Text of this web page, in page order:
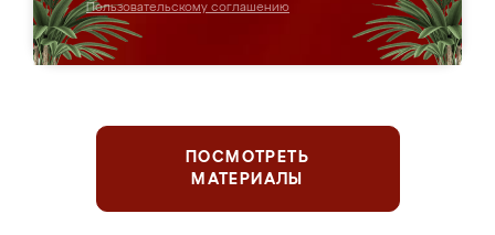
Пользовательскому соглашению
ПОСМОТРЕТЬ
МАТЕРИАЛЫ